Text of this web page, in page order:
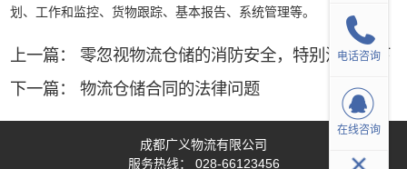
划、工作和监控、货物跟踪、基本报告、系统管理等。
上一篇： 零忽视物流仓储的消防安全，特别注意以下
几点
下一篇：物流仓储合同的法律问题
成都广义物流有限公司
服务热线： 028-66123456
电话咨询
在线咨询